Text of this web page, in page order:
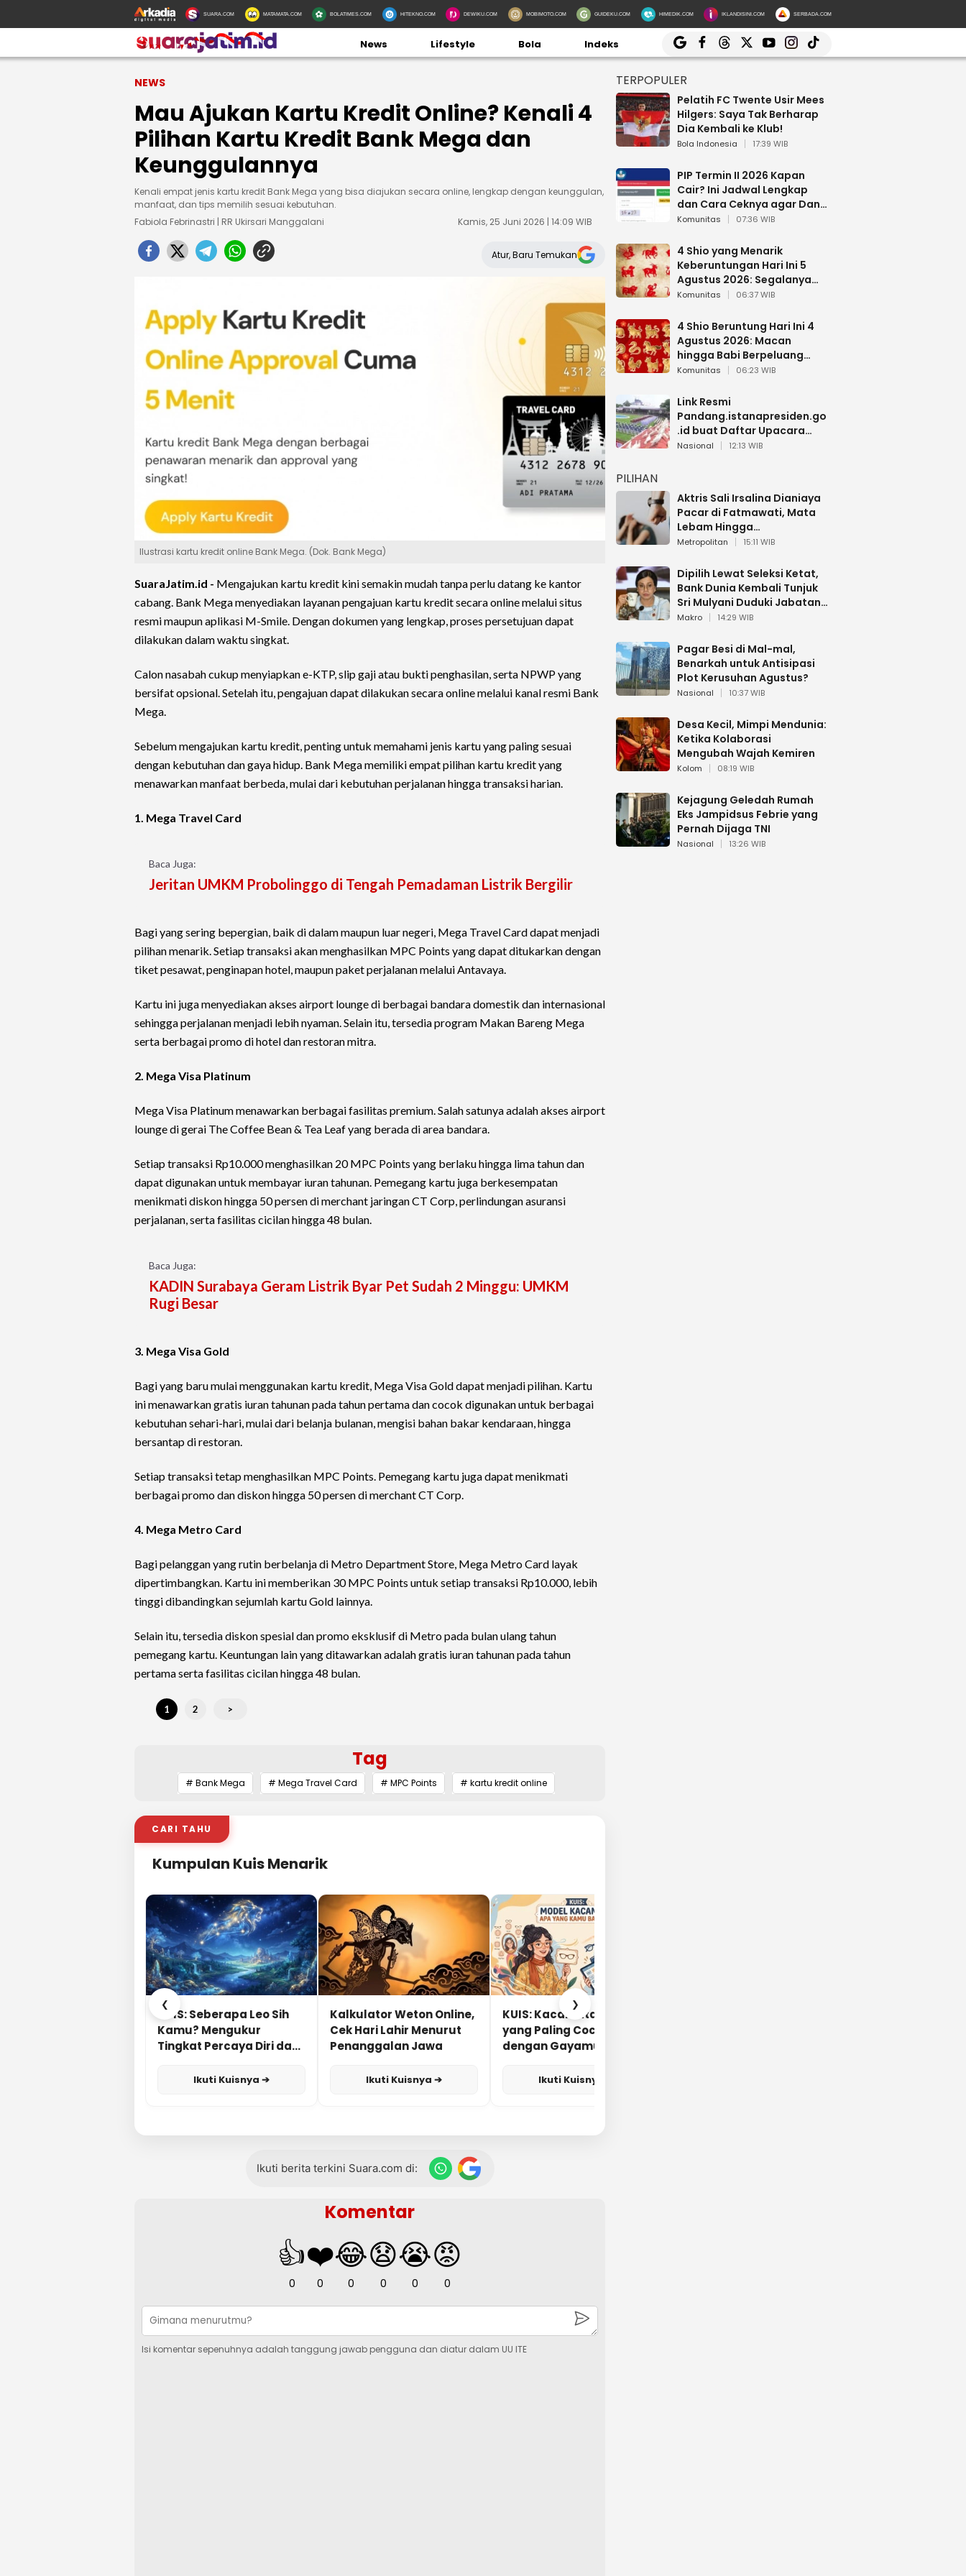
SUARA.COM MATAMATA.COM BOLATIMES.COM HITEKNO.COM DEWIKU.COM MOBIMOTO.COM GUIDEKU.COM HIMEDIK.COM IKLANDISINI.COM SERBADA.COM
News Lifestyle Bola Indeks
NEWS
Mau Ajukan Kartu Kredit Online? Kenali 4
Pilihan Kartu Kredit Bank Mega dan
Keunggulannya
Kenali empat jenis kartu kredit Bank Mega yang bisa diajukan secara online, lengkap dengan keunggulan,
manfaat, dan tips memilih sesuai kebutuhan.
Fabiola Febrinastri | RR Ukirsari Manggalani
Kamis, 25 Juni 2026 | 14:09 WIB
Atur, Baru Temukan
Ilustrasi kartu kredit online Bank Mega. (Dok. Bank Mega)
SuaraJatim.id - Mengajukan kartu kredit kini semakin mudah tanpa perlu datang ke kantor
cabang. Bank Mega menyediakan layanan pengajuan kartu kredit secara online melalui situs
resmi maupun aplikasi M-Smile. Dengan dokumen yang lengkap, proses persetujuan dapat
dilakukan dalam waktu singkat.
Calon nasabah cukup menyiapkan e-KTP, slip gaji atau bukti penghasilan, serta NPWP yang
bersifat opsional. Setelah itu, pengajuan dapat dilakukan secara online melalui kanal resmi Bank
Mega.
Sebelum mengajukan kartu kredit, penting untuk memahami jenis kartu yang paling sesuai
dengan kebutuhan dan gaya hidup. Bank Mega memiliki empat pilihan kartu kredit yang
menawarkan manfaat berbeda, mulai dari kebutuhan perjalanan hingga transaksi harian.
1. Mega Travel Card
Baca Juga:
Jeritan UMKM Probolinggo di Tengah Pemadaman Listrik Bergilir
Bagi yang sering bepergian, baik di dalam maupun luar negeri, Mega Travel Card dapat menjadi
pilihan menarik. Setiap transaksi akan menghasilkan MPC Points yang dapat ditukarkan dengan
tiket pesawat, penginapan hotel, maupun paket perjalanan melalui Antavaya.
Kartu ini juga menyediakan akses airport lounge di berbagai bandara domestik dan internasional
sehingga perjalanan menjadi lebih nyaman. Selain itu, tersedia program Makan Bareng Mega
serta berbagai promo di hotel dan restoran mitra.
2. Mega Visa Platinum
Mega Visa Platinum menawarkan berbagai fasilitas premium. Salah satunya adalah akses airport
lounge di gerai The Coffee Bean & Tea Leaf yang berada di area bandara.
Setiap transaksi Rp10.000 menghasilkan 20 MPC Points yang berlaku hingga lima tahun dan
dapat digunakan untuk membayar iuran tahunan. Pemegang kartu juga berkesempatan
menikmati diskon hingga 50 persen di merchant jaringan CT Corp, perlindungan asuransi
perjalanan, serta fasilitas cicilan hingga 48 bulan.
Baca Juga:
KADIN Surabaya Geram Listrik Byar Pet Sudah 2 Minggu: UMKM
Rugi Besar
3. Mega Visa Gold
Bagi yang baru mulai menggunakan kartu kredit, Mega Visa Gold dapat menjadi pilihan. Kartu
ini menawarkan gratis iuran tahunan pada tahun pertama dan cocok digunakan untuk berbagai
kebutuhan sehari-hari, mulai dari belanja bulanan, mengisi bahan bakar kendaraan, hingga
bersantap di restoran.
Setiap transaksi tetap menghasilkan MPC Points. Pemegang kartu juga dapat menikmati
berbagai promo dan diskon hingga 50 persen di merchant CT Corp.
4. Mega Metro Card
Bagi pelanggan yang rutin berbelanja di Metro Department Store, Mega Metro Card layak
dipertimbangkan. Kartu ini memberikan 30 MPC Points untuk setiap transaksi Rp10.000, lebih
tinggi dibandingkan sejumlah kartu Gold lainnya.
Selain itu, tersedia diskon spesial dan promo eksklusif di Metro pada bulan ulang tahun
pemegang kartu. Keuntungan lain yang ditawarkan adalah gratis iuran tahunan pada tahun
pertama serta fasilitas cicilan hingga 48 bulan.
1 2 >
Tag
# Bank Mega # Mega Travel Card # MPC Points # kartu kredit online
CARI TAHU
Kumpulan Kuis Menarik
❮
KUIS: Seberapa Leo Sih
Kamu? Mengukur
Tingkat Percaya Diri dan
Ikuti Kuisnya ➔
Kalkulator Weton Online,
Cek Hari Lahir Menurut
Penanggalan Jawa
Ikuti Kuisnya ➔
KUIS: Kacamata Apa
yang Paling Cocok
dengan Gayamu?
Ikuti Kuisnya ➔
❯
Ikuti berita terkini Suara.com di:
Komentar
👍
0
❤️
0
😂
0
😧
0
😭
0
😡
0
Isi komentar sepenuhnya adalah tanggung jawab pengguna dan diatur dalam UU ITE
TERPOPULER
Pelatih FC Twente Usir Mees
Hilgers: Saya Tak Berharap
Dia Kembali ke Klub!
Bola Indonesia 17:39 WIB
PIP Termin II 2026 Kapan
Cair? Ini Jadwal Lengkap
dan Cara Ceknya agar Dana
Tidak Hangus!
Komunitas 07:36 WIB
4 Shio yang Menarik
Keberuntungan Hari Ini 5
Agustus 2026: Segalanya
Berjalan Lancar
Komunitas 06:37 WIB
4 Shio Beruntung Hari Ini 4
Agustus 2026: Macan
hingga Babi Berpeluang
Dapat Kabar Baik
Komunitas 06:23 WIB
Link Resmi
Pandang.istanapresiden.go
.id buat Daftar Upacara
Bendera HUT RI di Istana
Nasional 12:13 WIB
PILIHAN
Aktris Sali Irsalina Dianiaya
Pacar di Fatmawati, Mata
Lebam Hingga
Diselamatkan Polantas
Metropolitan 15:11 WIB
Dipilih Lewat Seleksi Ketat,
Bank Dunia Kembali Tunjuk
Sri Mulyani Duduki Jabatan
Strategis
Makro 14:29 WIB
Pagar Besi di Mal-mal,
Benarkah untuk Antisipasi
Plot Kerusuhan Agustus?
Nasional 10:37 WIB
Desa Kecil, Mimpi Mendunia:
Ketika Kolaborasi
Mengubah Wajah Kemiren
Kolom 08:19 WIB
Kejagung Geledah Rumah
Eks Jampidsus Febrie yang
Pernah Dijaga TNI
Nasional 13:26 WIB